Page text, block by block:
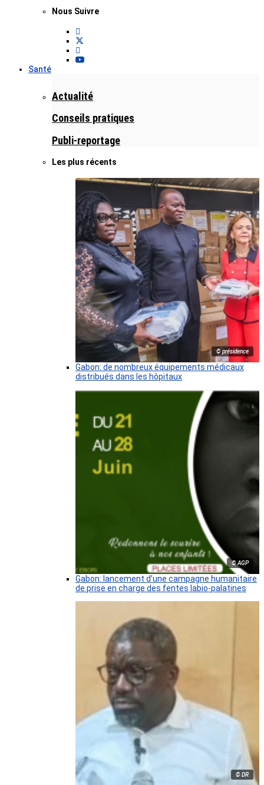
Nous Suivre
Santé
Actualité
Conseils pratiques
Publi-reportage
Les plus récents
© présidence
Gabon: de nombreux équipements médicaux
distribués dans les hôpitaux
© AGP
Gabon: lancement d’une campagne humanitaire
de prise en charge des fentes labio-palatines
© DR